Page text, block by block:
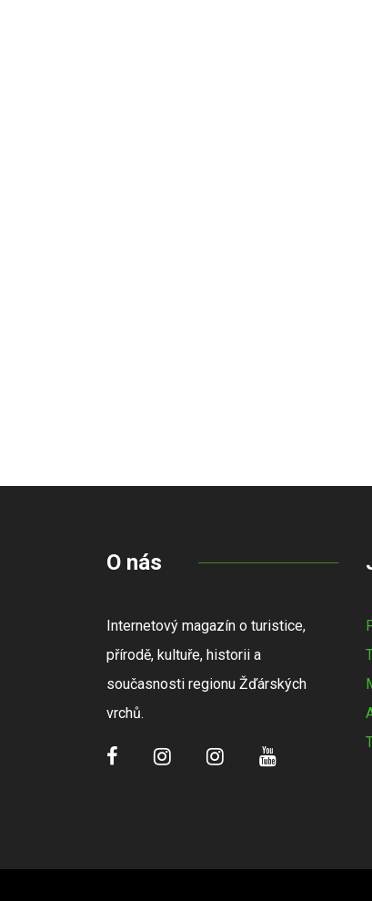
O nás
Internetový magazín o turistice,
přírodě, kultuře, historii a
současnosti regionu Žďárských
vrchů.